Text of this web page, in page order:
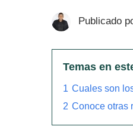
Publicado
Temas en
1 Cuales son
2 Conoce otras